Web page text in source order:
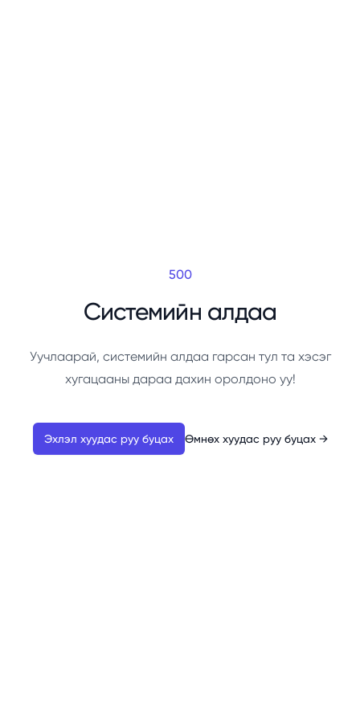
500
Системийн алдаа
Уучлаарай, системийн алдаа гарсан тул та хэсэг
хугацааны дараа дахин оролдоно уу!
Эхлэл хуудас руу буцах Өмнөх хуудас руу буцах →